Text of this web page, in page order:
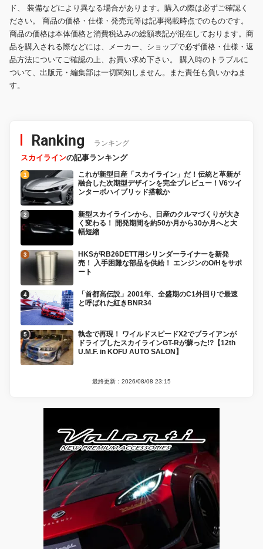
ド、 装備などにより異なる場合があります。購入の際は必ずご確認く
ださい。 商品の価格・仕様・発売元等は記事掲載時点でのものです。
商品の価格は本体価格と消費税込みの総額表記が混在しております。商
品を購入される際などには、メーカー、ショップで必ず価格・仕様・返
品方法についてご確認の上、お買い求め下さい。 購入時のトラブルに
ついて、出版元・編集部は一切関知しません。また責任も負いかねま
す。
Ranking ランキング
スカイラインの記事ランキング
これが新型日産「スカイライン」だ！伝統と革新が
融合した次期型デザインを完全プレビュー！V6ツイ
ンターボハイブリッド搭載か
新型スカイラインから、日産のクルマづくりが大き
く変わる！ 開発期間を約50か月から30か月へと大
幅短縮
HKSがRB26DETT用シリンダーライナーを新発
売！ 入手困難な部品を供給！ エンジンのO/Hをサポ
ート
「首都高伝説」2001年、全盛期のC1外回りで最速
と呼ばれた紅きBNR34
執念で再現！ ワイルドスピードX2でブライアンが
ドライブしたスカイラインGT-Rが蘇った!?【12th
U.M.F. in KOFU AUTO SALON】
最終更新：2026/08/08 23:15